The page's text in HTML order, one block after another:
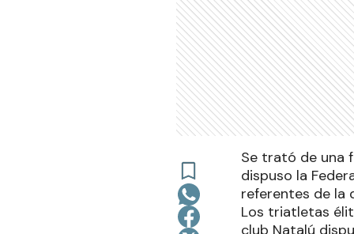
Se trató de una
dispuso la
referentes de la
Los triatletas
club Natalú